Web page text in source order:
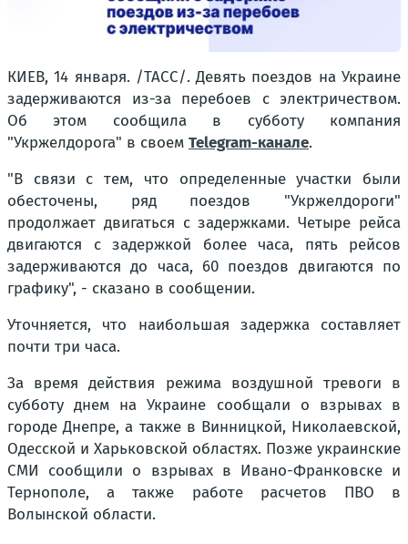
КИЕВ, 14 января. /ТАСС/. Девять поездов на Украине
задерживаются из-за перебоев с электричеством.
Об этом сообщила в субботу компания
"Укржелдорога" в своем Telegram-канале.
"В связи с тем, что определенные участки были
обесточены, ряд поездов "Укржелдороги"
продолжает двигаться с задержками. Четыре рейса
двигаются с задержкой более часа, пять рейсов
задерживаются до часа, 60 поездов двигаются по
графику", - сказано в сообщении.
Уточняется, что наибольшая задержка составляет
почти три часа.
За время действия режима воздушной тревоги в
субботу днем на Украине сообщали о взрывах в
городе Днепре, а также в Винницкой, Николаевской,
Одесской и Харьковской областях. Позже украинские
СМИ сообщили о взрывах в Ивано-Франковске и
Тернополе, а также работе расчетов ПВО в
Волынской области.